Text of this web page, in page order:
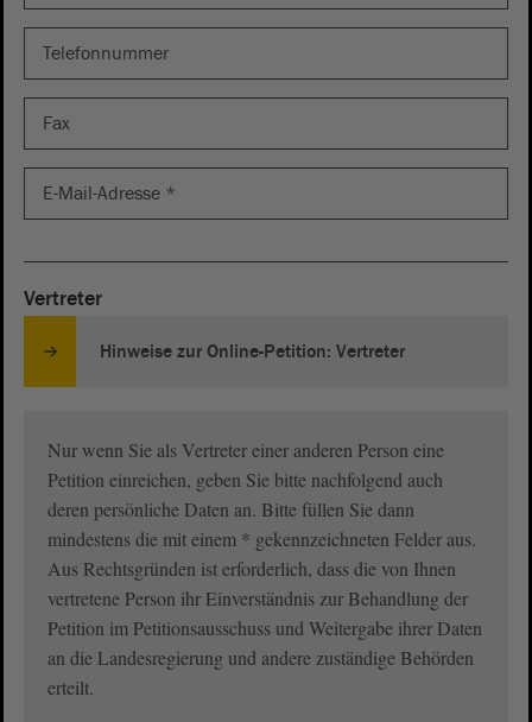
Vertreter
Hinweise zur Online-Petition: Vertreter
Nur wenn Sie als Vertreter einer anderen Person eine
Petition einreichen, geben Sie bitte nachfolgend auch
deren persönliche Daten an. Bitte füllen Sie dann
mindestens die mit einem * gekennzeichneten Felder aus.
Aus Rechtsgründen ist erforderlich, dass die von Ihnen
vertretene Person ihr Einverständnis zur Behandlung der
Petition im Petitionsausschuss und Weitergabe ihrer Daten
an die Landesregierung und andere zuständige Behörden
erteilt.